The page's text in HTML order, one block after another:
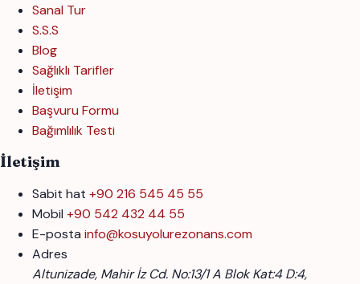
Sanal Tur
S.S.S
Blog
Sağlıklı Tarifler
İletişim
Başvuru Formu
Bağımlılık Testi
İletişim
Sabit hat +90 216 545 45 55
Mobil +90 542 432 44 55
E-posta info@kosuyolurezonans.com
Adres
Altunizade, Mahir İz Cd. No:13/1 A Blok Kat:4 D:4,